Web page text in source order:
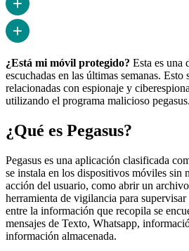
¿Está mi móvil protegido? Esta es una
escuchadas en las últimas semanas. Esto
relacionadas con espionaje y
utilizando el programa malicioso pegasus.
¿Qué es Pegasus?
Pegasus es una aplicación clasificada
se instala en los dispositivos móviles sin
acción del usuario, como abrir un
herramienta de vigilancia para
entre la información que recopila se
mensajes de Texto, Whatsapp,
información almacenada.